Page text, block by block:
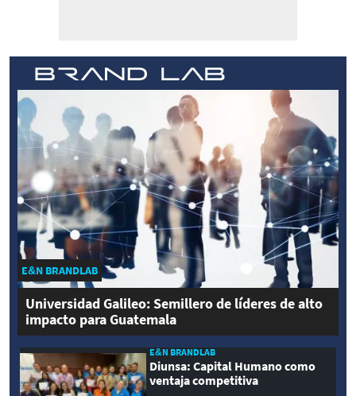
E&N BRANDLAB
Universidad Galileo: Semillero de líderes de alto
impacto para Guatemala
E&N BRANDLAB
Diunsa: Capital Humano como
ventaja competitiva